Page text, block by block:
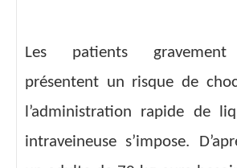
Les patients gravement
présentent un risque de
l’administration rapide de
intraveineuse s’impose.